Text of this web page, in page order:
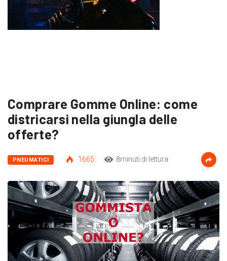
Comprare Gomme Online: come
districarsi nella giungla delle
offerte?
PNEUMATICI 1665 8minuti di lettura